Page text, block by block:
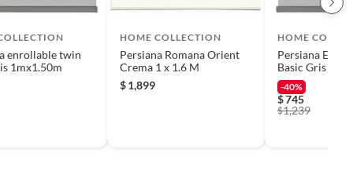
enrollable twin
1mx1.50m
HOME COLLECTION
Persiana Romana Orient
Crema 1 x 1.6 M
$1,899
HOME
Persiana
Basic Gris 1 x
-40%
$745
$1,239